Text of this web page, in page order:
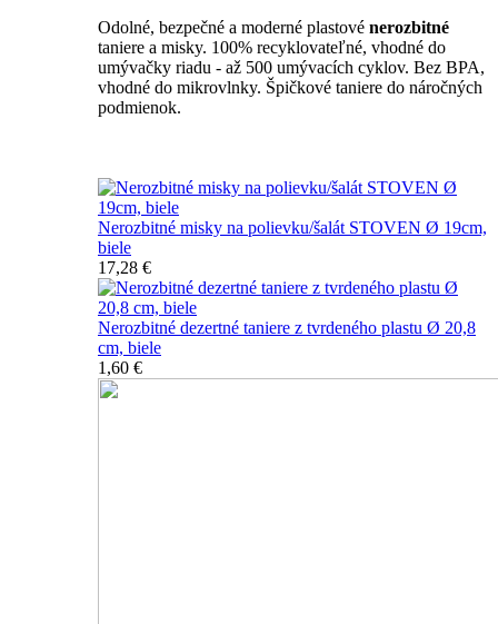
Odolné, bezpečné a moderné plastové nerozbitné
taniere a misky. 100% recyklovateľné, vhodné do
umývačky riadu - až 500 umývacích cyklov. Bez BPA,
vhodné do mikrovlnky. Špičkové taniere do náročných
podmienok.
Nerozbitné misky na polievku/šalát STOVEN Ø 19cm,
biele
17,28 €
Nerozbitné dezertné taniere z tvrdeného plastu Ø 20,8
cm, biele
1,60 €